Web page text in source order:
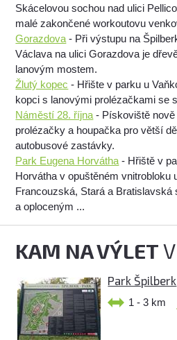
Skácelovou sochou nad ulici
malé zakončené workoutovu
Gorazdova - Při výstupu na
Václava na ulici Gorazdova je
lanovým mostem.
Žlutý kopec - Hřište v parku u
kopci s lanovými prolézačkami se
Náměstí 28. října - Pískoviště
prolézačky a houpačka pro větší
autobusové zastávky.
Park Eugena Horvátha - Hřiště v
Horvátha v opuštěném vnitrobloku
Francouzská, Stará a
a oploceným ...
KAM NA VÝLET
Park Špilberk
1 - 3 km